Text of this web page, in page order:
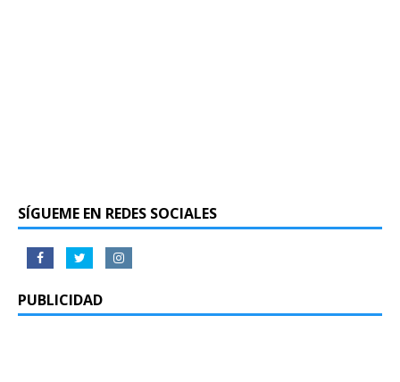
SÍGUEME EN REDES SOCIALES
PUBLICIDAD